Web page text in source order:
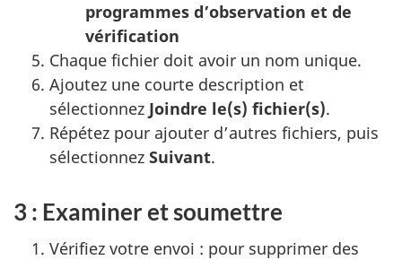
programmes d’observation et de
vérification
Chaque fichier doit avoir un nom unique.
Ajoutez une courte description et
sélectionnez Joindre le(s) fichier(s).
Répétez pour ajouter d’autres fichiers, puis
sélectionnez Suivant.
3 : Examiner et soumettre
Vérifiez votre envoi : pour supprimer des